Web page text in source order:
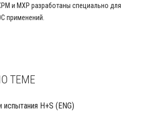
и MXP разработаны специально для
применений.
ТЕМЕ
испытания H+S (ENG)